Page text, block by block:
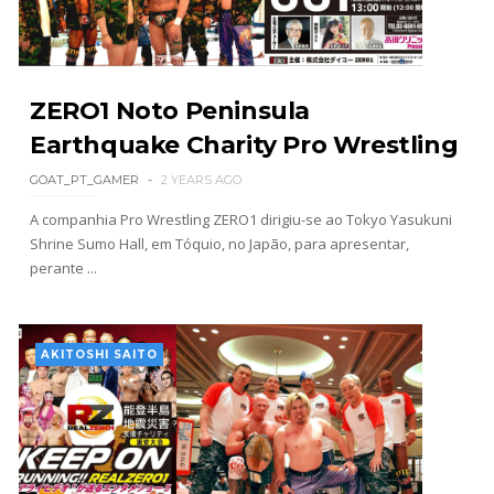
WWE: Possível adversário de Roman Reigns no
SCSA867-Aug 07 2026
Agente livre de peso: Kairi Sane revela inúmeras
propostas após saída da WWE e pondera o
próximo passo
SCSA867
WWE: Regresso de Stephanie Vaquer foi adiado
por várias semanas
SCSA867-Aug 06 2026
ZERO1 Noto Peninsula
Earthquake Charity Pro Wrestling
GOAT_PT_GAMER 2 YEARS AGO
A companhia Pro Wrestling ZERO1 dirigiu-se ao Tokyo Yasukuni
Shrine Sumo Hall, em Tóquio, no Japão, para apresentar,
perante ...
AKITOSHI SAITO